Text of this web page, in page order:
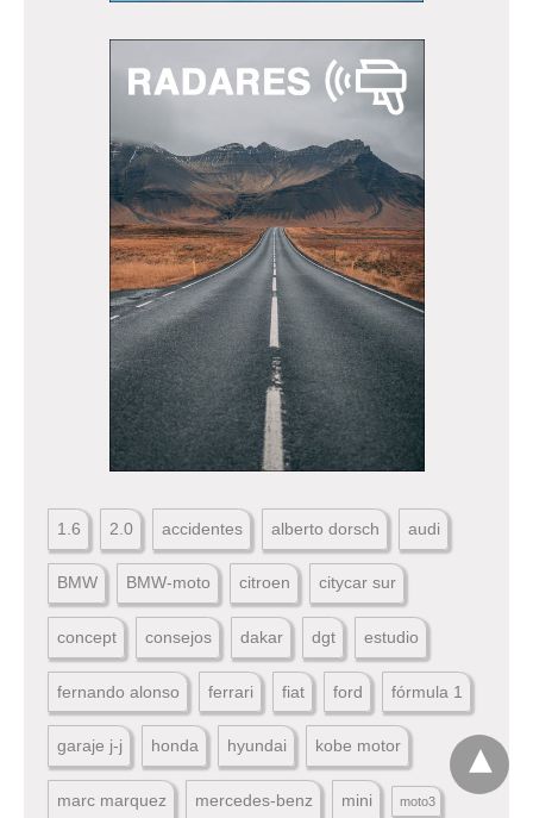
1.6 2.0 accidentes alberto dorsch audi
BMW BMW-moto citroen citycar sur
concept consejos dakar dgt estudio
fernando alonso ferrari fiat ford fórmula 1
garaje j-j honda hyundai kobe motor
marc marquez mercedes-benz mini moto3